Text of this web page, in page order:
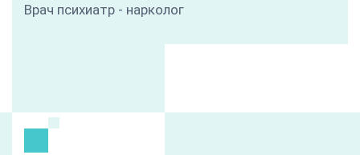
Врач психиатр - нарколог